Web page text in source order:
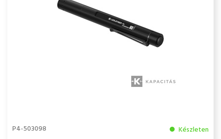
P4-503098 Készleten